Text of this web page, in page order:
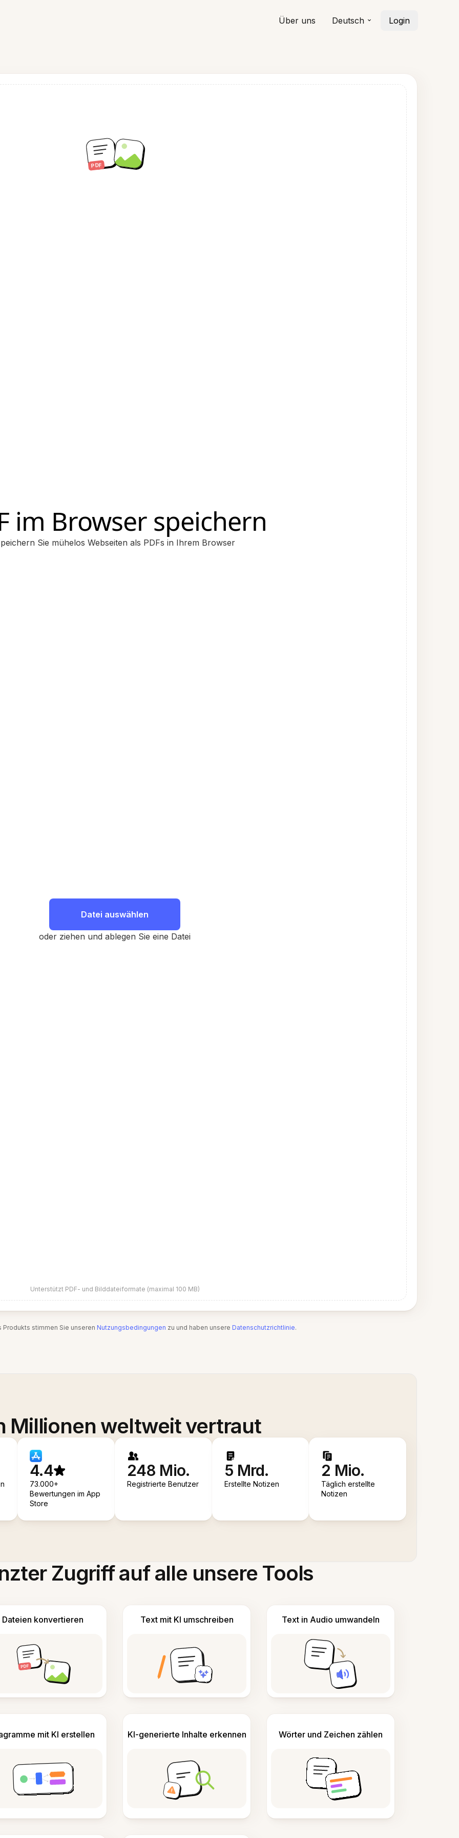
Über uns Deutsch Login
im Browser speichern
Sie mühelos Webseiten als PDFs in Ihrem Browser
Datei auswählen
oder ziehen und ablegen Sie eine Datei
Unterstützt PDF- und Bilddateiformate (maximal 100 MB)
Produkts stimmen Sie unseren Nutzungsbedingungen zu und haben unsere Datenschutzrichtlinie.
Millionen weltweit vertraut
4.4
73.000+
Bewertungen im App
Store
248 Mio.
Registrierte Benutzer
5 Mrd.
Erstellte Notizen
2 Mio.
Täglich erstellte
Notizen
Zugriff auf alle unsere Tools
Dateien konvertieren Text mit KI umschreiben Text in Audio umwandeln
mit KI erstellen KI-generierte Inhalte erkennen Wörter und Zeichen zählen